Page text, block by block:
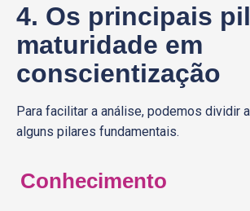
4. Os principais
maturidade em
conscientização
Para facilitar a análise, podemos dividir
alguns pilares fundamentais.
Conhecimento